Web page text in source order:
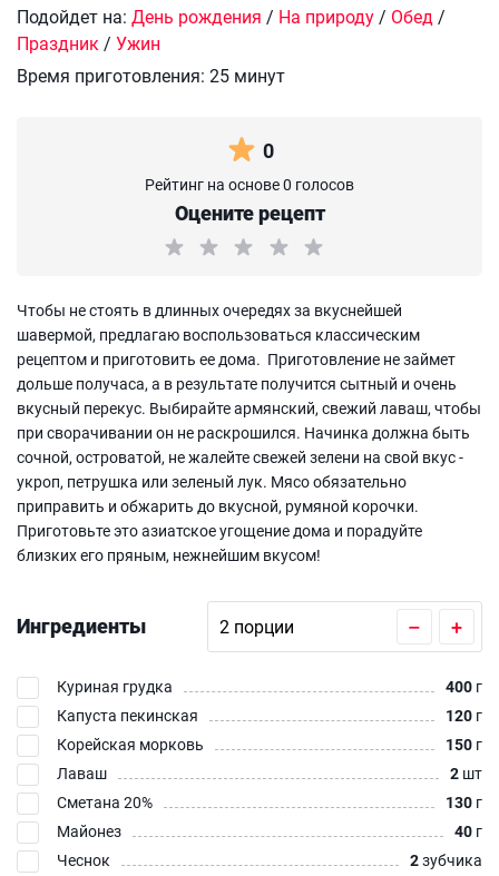
Подойдет на: День рождения / На природу / Обед /
Праздник / Ужин
Время приготовления: 25 минут
0
Рейтинг на основе 0 голосов
Оцените рецепт
Чтобы не стоять в длинных очередях за вкуснейшей
шавермой, предлагаю воспользоваться классическим
рецептом и приготовить ее дома. Приготовление не займет
дольше получаса, а в результате получится сытный и очень
вкусный перекус. Выбирайте армянский, свежий лаваш, чтобы
при сворачивании он не раскрошился. Начинка должна быть
сочной, островатой, не жалейте свежей зелени на свой вкус -
укроп, петрушка или зеленый лук. Мясо обязательно
приправить и обжарить до вкусной, румяной корочки.
Приготовьте это азиатское угощение дома и порадуйте
близких его пряным, нежнейшим вкусом!
Ингредиенты – +
Куриная грудка 400 г
Капуста пекинская
120 г
Корейская морковь
150 г
Лаваш
2 шт
Сметана 20%
130 г
Майонез
40 г
Чеснок
2зубчика